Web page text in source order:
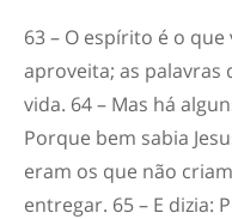
63 – O espírito é o
aproveita; as palavras
vida. 64 – Mas há
Porque bem sabia
eram os que não
entregar. 65 – E dizia: